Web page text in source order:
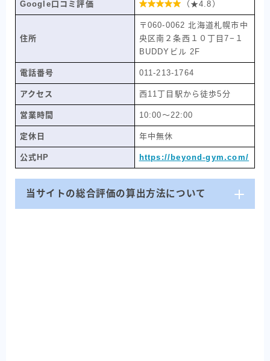
Google口コミ評価  （★4.8）
住所
〒060-0062 北海道札幌市中
央区南２条西１０丁目7−１
BUDDYビル 2F
電話番号 011-213-1764
アクセス 西11丁目駅から徒歩5分
営業時間 10:00〜22:00
定休日 年中無休
公式HP https://beyond-gym.com/
当サイトの総合評価の算出方法について